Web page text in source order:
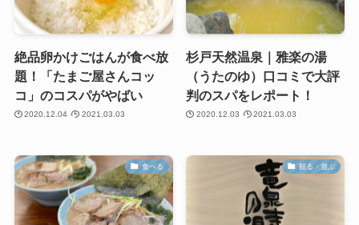
絶品卵かけごはんが食べ放
題！「たまご屋さんコッ
コ」のコスパがやばい
2020.12.04 2021.03.03
杉戸天然温泉｜雅楽の湯
（うたのゆ）口コミで大評
判のスパをレポート！
2020.12.03 2021.03.03
食べる 観る・遊ぶ